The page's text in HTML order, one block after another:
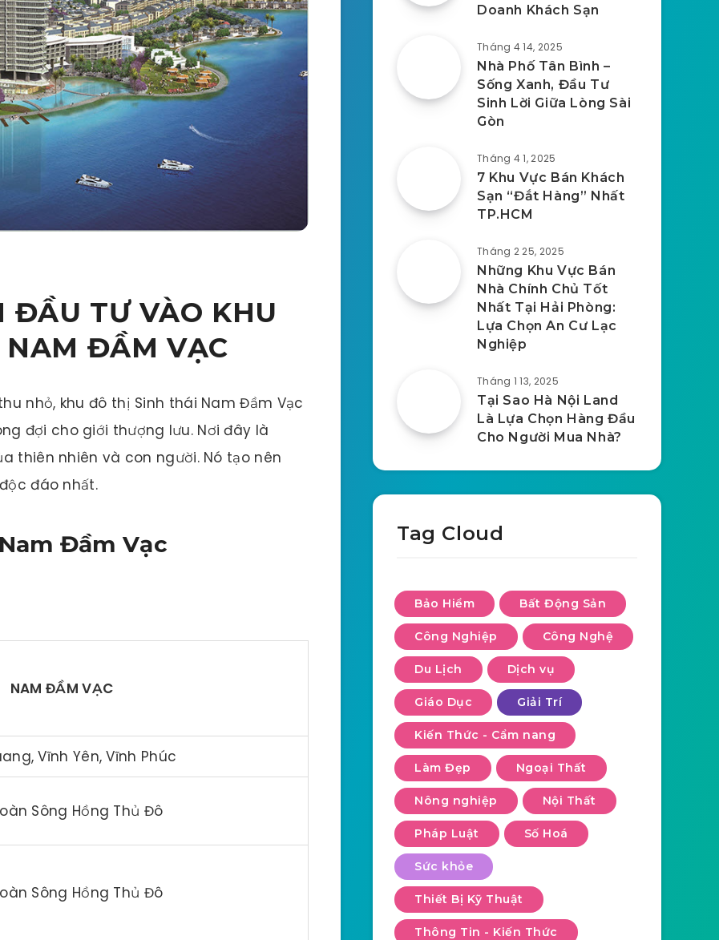
ĐẦU TƯ VÀO KHU
ĐẦM VẠC
nhỏ, khu đô thị Sinh thái Nam Đầm Vạc
đợi cho giới thượng lưu. Nơi đây là
thiên nhiên và con người. Nó tạo nên
đáo nhất.
Đầm Vạc
NAM ĐẦM VẠC
Vĩnh Yên, Vĩnh Phúc
Sông Hồng Thủ Đô
Sông Hồng Thủ Đô
Doanh Khách Sạn
Tháng 4 14, 2025
Nhà Phố Tân Bình –
Sống Xanh, Đầu Tư
Sinh Lời Giữa Lòng Sài
Gòn
Tháng 4 1, 2025
7 Khu Vực Bán Khách
Sạn “Đắt Hàng” Nhất
TP.HCM
Tháng 2 25, 2025
Những Khu Vực Bán
Nhà Chính Chủ Tốt
Nhất Tại Hải Phòng:
Lựa Chọn An Cư Lạc
Nghiệp
Tháng 1 13, 2025
Tại Sao Hà Nội Land
Là Lựa Chọn Hàng Đầu
Cho Người Mua Nhà?
Tag Cloud
Bảo Hiểm Bất Động Sản
Công Nghiệp Công Nghệ
Du Lịch Dịch vụ
Giáo Dục Giải Trí
Kiến Thức - Cẩm nang
Làm Đẹp Ngoại Thất
Nông nghiệp Nội Thất
Pháp Luật Số Hoá
Sức khỏe
Thiết Bị Kỹ Thuật
Thông Tin - Kiến Thức